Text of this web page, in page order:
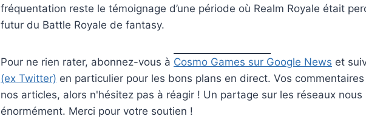
fréquentation reste le témoignage d’une période où Realm Royale était
futur du Battle Royale de fantasy.
Pour ne rien rater, abonnez-vous à Cosmo Games sur Google News et
(ex Twitter) en particulier pour les bons plans en direct. Vos
nos articles, alors n'hésitez pas à réagir ! Un partage sur les réseaux nous
énormément. Merci pour votre soutien !